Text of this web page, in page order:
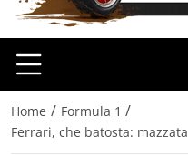
Home / Formula 1 /
Ferrari, che batosta: